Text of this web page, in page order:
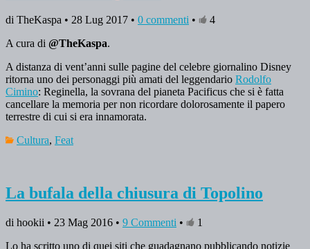
di TheKaspa • 28 Lug 2017 • 0 commenti •
4
A cura di @TheKaspa.
A distanza di vent’anni sulle pagine del celebre giornalino Disney
ritorna uno dei personaggi più amati del leggendario Rodolfo
Cimino: Reginella, la sovrana del pianeta Pacificus che si è fatta
cancellare la memoria per non ricordare dolorosamente il papero
terrestre di cui si era innamorata.
Cultura, Feat
La bufala della chiusura di Topolino
di hookii • 23 Mag 2016 • 9 Commenti •
1
Lo ha scritto uno di quei siti che guadagnano pubblicando notizie